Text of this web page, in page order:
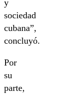
y
sociedad
cubana”,
concluyó.
Por
su
parte,